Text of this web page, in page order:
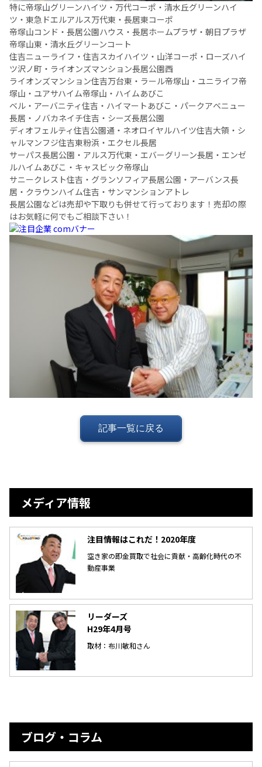
特に帝塚山グリーンハイツ・万代コーポ・清水丘グリーンハイ
ツ・東急ドエルアルス万代東・長居東コーポ
帝塚山コンド・長居公園ハウス・長居ホームプラザ・朝日プラザ
帝塚山東・清水丘グリーンコート
住吉ニューライフ・住吉スカイハイツ・山洋コーポ・ローズハイ
ツ沢ノ町・ライオンズマンション長居公園西
ライオンズマンション住吉万台東・ラール帝塚山・ユニライフ帝
塚山・ユアサハイム帝塚山・ハイムあびこ
ベル・アーバニティ住吉・ハイマートあびこ・パークアベニュー
長居・ノバカネイチ住吉・シーズ長居公園
ディオフェルティ住吉公園通・ネオロイヤルハイツ住吉大領・シ
ャルマンフジ住吉東粉浜・エクセル長居
サーパス長居公園・アルス万代東・エバーグリーン長居・エンゼ
ルハイムあびこ・キャスビック帝塚山
サニークレスト住吉・グランソフィア長居公園・アーバンス長
居・クラウンハイム住吉・サンマンションアトレ
長居公園などは売却や下取りも併せて行っております！売却の際
はお気軽に何でもご相談下さい！
記事一覧に戻る
メディア情報
注目情報はこれだ！2020年度
空き家の即金買取で社会に貢献・高齢化時代の不
動産事業
リーダーズ
H29年4月号
取材：布川敏和さん
ブログ・コラム